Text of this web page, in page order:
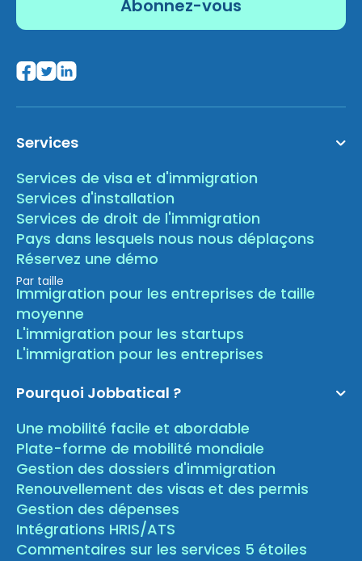
Services
Services de visa et d'immigration
Services d'installation
Services de droit de l'immigration
Pays dans lesquels nous nous déplaçons
Réservez une démo
Par taille
Immigration pour les entreprises de taille
moyenne
L'immigration pour les startups
L'immigration pour les entreprises
Pourquoi Jobbatical ?
Une mobilité facile et abordable
Plate-forme de mobilité mondiale
Gestion des dossiers d'immigration
Renouvellement des visas et des permis
Gestion des dépenses
Intégrations HRIS/ATS
Commentaires sur les services 5 étoiles